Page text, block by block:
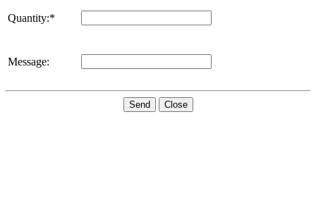
Quantity:*
Message:
Send Close